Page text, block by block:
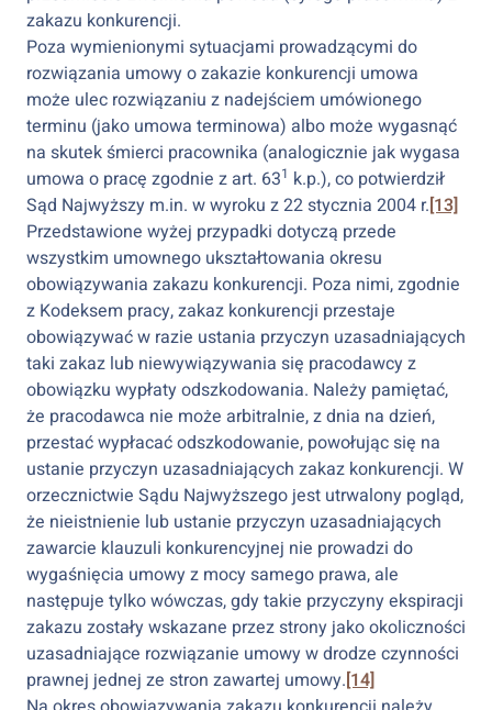
zakazu konkurencji.
Poza wymienionymi sytuacjami prowadzącymi do
rozwiązania umowy o zakazie konkurencji umowa
może ulec rozwiązaniu z nadejściem umówionego
terminu (jako umowa terminowa) albo może wygasnąć
na skutek śmierci pracownika (analogicznie jak wygasa
umowa o pracę zgodnie z art. 631 k.p.), co potwierdził
Sąd Najwyższy m.in. w wyroku z 22 stycznia 2004 r.[13]
Przedstawione wyżej przypadki dotyczą przede
wszystkim umownego ukształtowania okresu
obowiązywania zakazu konkurencji. Poza nimi, zgodnie
z Kodeksem pracy, zakaz konkurencji przestaje
obowiązywać w razie ustania przyczyn uzasadniających
taki zakaz lub niewywiązywania się pracodawcy z
obowiązku wypłaty odszkodowania. Należy pamiętać,
że pracodawca nie może arbitralnie, z dnia na dzień,
przestać wypłacać odszkodowanie, powołując się na
ustanie przyczyn uzasadniających zakaz konkurencji. W
orzecznictwie Sądu Najwyższego jest utrwalony pogląd,
że nieistnienie lub ustanie przyczyn uzasadniających
zawarcie klauzuli konkurencyjnej nie prowadzi do
wygaśnięcia umowy z mocy samego prawa, ale
następuje tylko wówczas, gdy takie przyczyny ekspiracji
zakazu zostały wskazane przez strony jako okoliczności
uzasadniające rozwiązanie umowy w drodze czynności
prawnej jednej ze stron zawartej umowy.[14]